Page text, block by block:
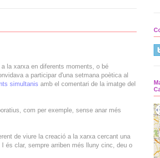
a la xarxa en diferents moments, o bé
a participar d'una setmana poètica al
simultanis amb el comentari de la imatge del
com per exemple, sense anar més
de viure la creació a la xarxa cercant una
és clar, sempre arriben més lluny cinc, deu o